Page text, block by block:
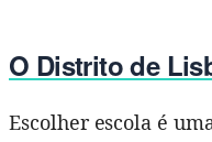
O Distrito de
Escolher escola é